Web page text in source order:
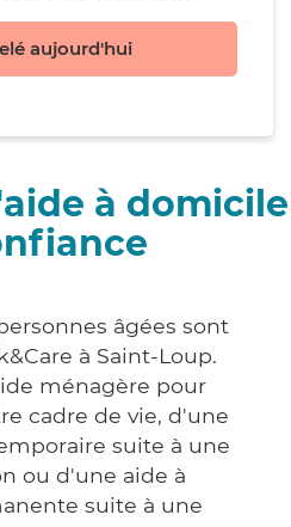
aujourd'hui
à domicile
âgées sont
à Saint-Loup.
ménagère pour
cadre de vie, d'une
suite à une
ou d'une aide à
suite à une